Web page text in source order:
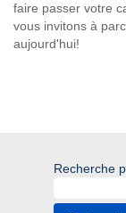
faire passer votre
vous invitons à
aujourd'hui!
Recherche